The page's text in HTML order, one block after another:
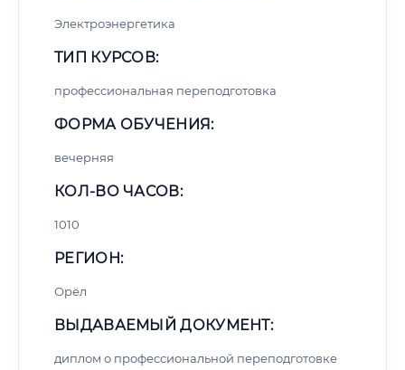
Электроэнергетика
ТИП КУРСОВ:
профессиональная переподготовка
ФОРМА ОБУЧЕНИЯ:
вечерняя
КОЛ-ВО ЧАСОВ:
1010
РЕГИОН:
Орёл
ВЫДАВАЕМЫЙ ДОКУМЕНТ:
диплом о профессиональной переподготовке